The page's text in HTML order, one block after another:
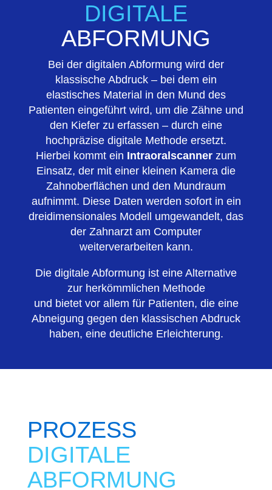
DIGITALE
ABFORMUNG
Bei der digitalen Abformung wird der
klassische Abdruck – bei dem ein
elastisches Material in den Mund des
Patienten eingeführt wird, um die Zähne und
den Kiefer zu erfassen – durch eine
hochpräzise digitale Methode ersetzt.
Hierbei kommt ein Intraoralscanner zum
Einsatz, der mit einer kleinen Kamera die
Zahnoberflächen und den Mundraum
aufnimmt. Diese Daten werden sofort in ein
dreidimensionales Modell umgewandelt, das
der Zahnarzt am Computer
weiterverarbeiten kann.
Die digitale Abformung ist eine Alternative
zur herkömmlichen Methode
und bietet vor allem für Patienten, die eine
Abneigung gegen den klassischen Abdruck
haben, eine deutliche Erleichterung.
PROZESS
DIGITALE
ABFORMUNG